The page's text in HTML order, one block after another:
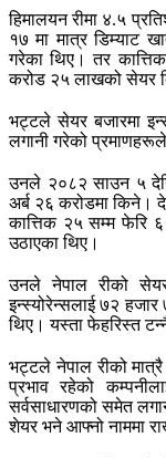
हिमालयन रीमा ४.५
१७ मा मात्र डिम्याट
गरेका थिए। तर
करोड २५ लाखको सेयर
भट्टले सेयर बजारमा
लगानी गरेको
उनले २०८२ साउन ५
अर्ब २६ करोडमा किने।
कात्तिक २५ सम्म फेरि
उठाएका थिए।
उनले नेपाल रीको
इन्स्योरेन्सलाई ७२
थिए। यस्ता फेहरिस्त
भट्टले नेपाल रीको
प्रभाव रहेको
सर्वसाधारणको समेत
शेयर भने आफ्नो नाममा